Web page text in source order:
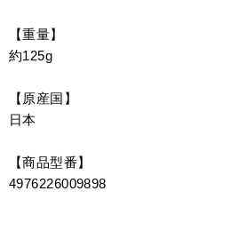
【重量】
約125g
【原産国】
日本
【商品型番】
4976226009898